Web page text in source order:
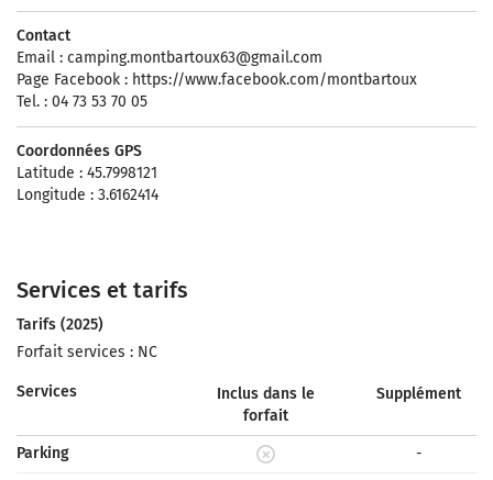
Contact
Email : camping.montbartoux63@gmail.com
Page Facebook : https://www.facebook.com/montbartoux
Tel. : 04 73 53 70 05
Coordonnées GPS
Latitude : 45.7998121
Longitude : 3.6162414
Services et tarifs
Tarifs (2025)
Forfait services : NC
Services
Inclus dans le
forfait
Supplément
Parking
-